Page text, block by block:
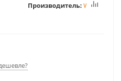
Производитель: Winter